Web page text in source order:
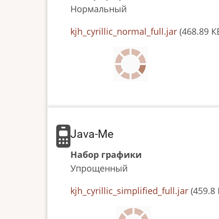
Нормальный
JAR
kjh_cyrillic_normal_full.jar (468.89
Java-Me
Набор графики
Упрощенный
JAR
kjh_cyrillic_simplified_full.jar (459.8